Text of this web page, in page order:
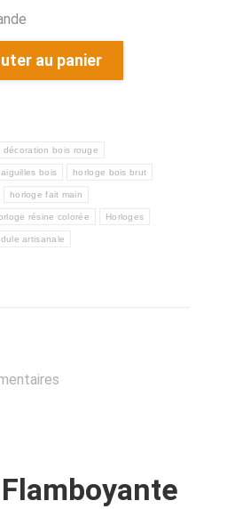
au panier
décoration bois rouge
bois horloge bois brut
horloge fait main
résine colorée Horloges
artisanale
Flamboyante